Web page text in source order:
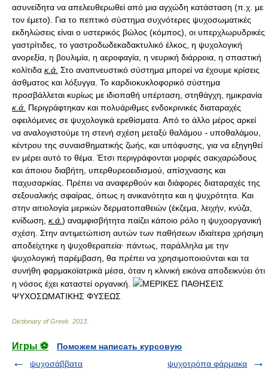
ασυνείδητα να απελευθερωθεί από μια αγχώδη κατάσταση (π.χ. με
τον έμετο). Για το πεπτικό σύστημα συχνότερες ψυχοσωματικές
εκδηλώσεις είναι ο υστερικός βώλος (κόμπος), οι υπερχλωρυδρικές
γαστρίτιδες, το γαστροδωδεκαδακτυλικό έλκος, η ψυχολογική
ανορεξία, η βουλιμία, η αεροφαγία, η νευρική διάρροια, η σπαστική
κολίτιδα κ.ά. Στο αναπνευστικό σύστημα μπορεί να έχουμε κρίσεις
άσθματος και λόξυγγα. Το καρδιοκυκλοφορικό σύστημα
προσβάλλεται κυρίως με ιδιοπαθή υπέρταση, στηθάγχη, ημικρανία
κ.ά. Περιγράφτηκαν και πολυάριθμες ενδοκρινικές διαταραχές
οφειλόμενες σε ψυχολογικά ερεθίσματα. Από το άλλο μέρος αρκεί
να αναλογιστούμε τη στενή σχέση μεταξύ θαλάμου - υποθαλάμου,
κέντρου της συναισθηματικής ζωής, και υπόφυσης, για να εξηγηθεί
εν μέρει αυτό το θέμα. Έτσι περιγράφονται μορφές σακχαρώδους
και άποιου διαβήτη, υπερθυρεοειδισμού, απίσχνασης και
παχυσαρκίας. Πρέπει να αναφερθούν και διάφορες διαταραχές της
σεξουαλικής σφαίρας, όπως η ανικανότητα και η ψυχρότητα. Και
στην αιτιολογία μερικών δερματοπαθειών (έκζεμα, λειχήν, κνύζα,
κνίδωση, κ.ά. ) αναμφισβήτητα παίζει κάποιο ρόλο η ψυχοοργανική
σχέση. Στην αντιμετώπιση αυτών των παθήσεων ιδιαίτερα χρήσιμη
αποδείχτηκε η ψυχοθεραπεία· πάντως, παράλληλα με την
ψυχολογική παρέμβαση, θα πρέπει να χρησιμοποιούνται και τα
συνήθη φαρμακοϊατρικά μέσα, όταν η κλινική εικόνα αποδεικνύει ότι
η νόσος έχει καταστεί οργανική.
ΜΕΡΙΚΕΣ ΠΑΘΗΣΕΙΣ
ΨΥΧΟΣΩΜΑΤΙΚΗΣ ΦΥΣΕΩΣ
Dictionary of Greek 2013
Игры ⚽
Поможем написать курсовую
ψυχοσάββατα
ψυχοτρόπα φάρμακα